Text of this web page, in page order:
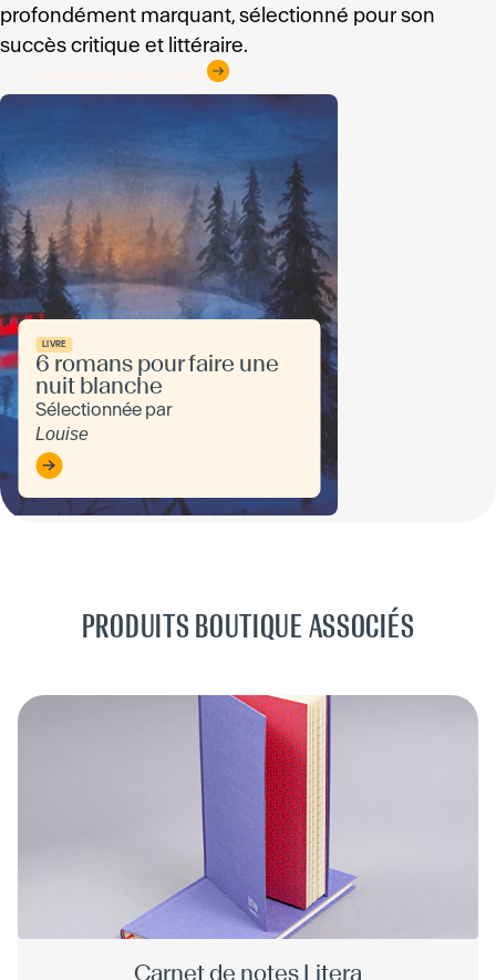
profondément marquant, sélectionné pour son
succès critique et littéraire.
LIVRE
6 romans pour faire une
nuit blanche
Sélectionnée par
Louise
PRODUITS BOUTIQUE ASSOCIÉS
Carnet de notes Litera